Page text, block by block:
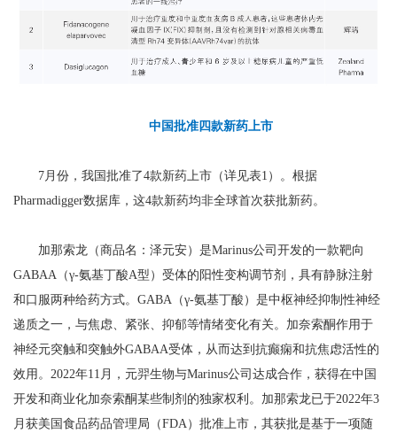
中国批准四款新药上市
7月份，我国批准了4款新药上市（详见表1）。根据
Pharmadigger数据库，这4款新药均非全球首次获批新药。
加那索龙（商品名：泽元安）是Marinus公司开发的一款靶向
GABAA（γ-氨基丁酸A型）受体的阳性变构调节剂，具有静脉注射
和口服两种给药方式。GABA（γ-氨基丁酸）是中枢神经抑制性神经
递质之一，与焦虑、紧张、抑郁等情绪变化有关。加奈索酮作用于
神经元突触和突触外GABAA受体，从而达到抗癫痫和抗焦虑活性的
效用。2022年11月，元羿生物与Marinus公司达成合作，获得在中国
开发和商业化加奈索酮某些制剂的独家权利。加那索龙已于2022年3
月获美国食品药品管理局（FDA）批准上市，其获批是基于一项随